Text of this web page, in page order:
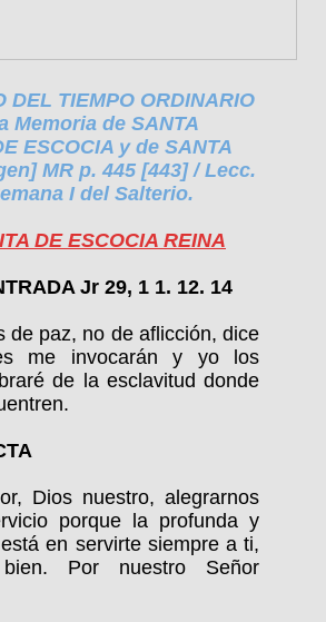
DEL TIEMPO ORDINARIO
Memoria de SANTA
ESCOCIA y de SANTA
MR p. 445 [443] / Lecc.
I del Salterio.
DE ESCOCIA REINA
Jr 29, 1 1. 12. 14
de paz, no de aflicción, dice
me invocarán y yo los
de la esclavitud donde
Dios nuestro, alegrarnos
porque la profunda y
en servirte siempre a ti,
Por nuestro Señor